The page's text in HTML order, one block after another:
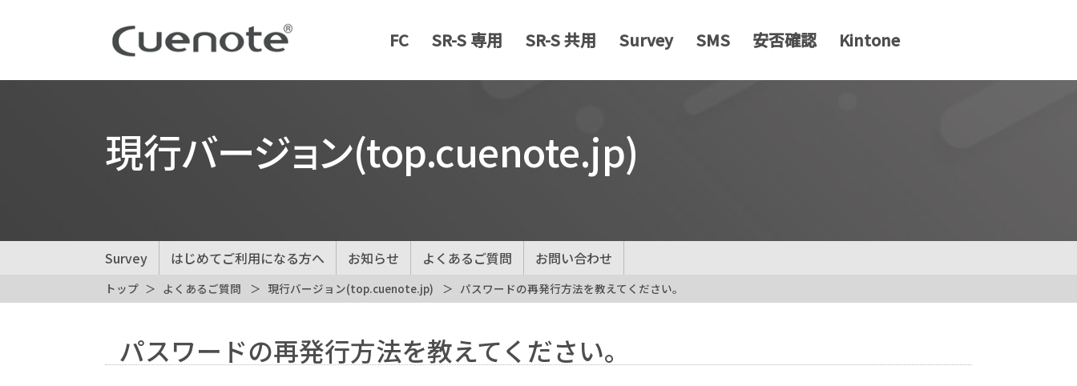
FC SR-S 専用 SR-S 共用 Survey SMS 安否確認 Kintone
現行バージョン(top.cuenote.jp)
Survey はじめてご利用になる方へ お知らせ よくあるご質問 お問い合わせ
トップ よくあるご質問 現行バージョン(top.cuenote.jp) パスワードの再発行方法を教えてください。
パスワードの再発行方法を教えてください。